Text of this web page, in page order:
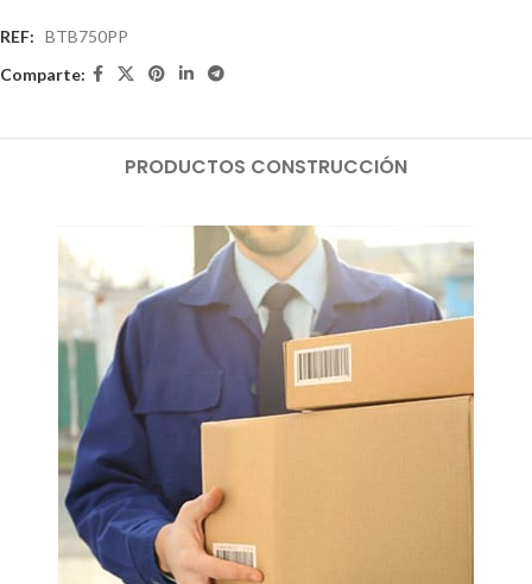
REF: BTB750PP
Comparte:
PRODUCTOS CONSTRUCCIÓN